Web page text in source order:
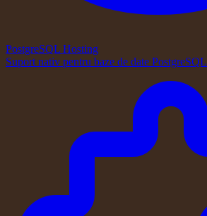
PostgreSQL Hosting
Suport nativ pentru baze de date PostgreSQL